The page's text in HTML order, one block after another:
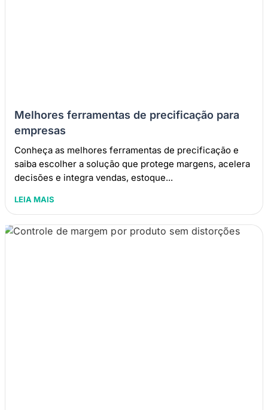
Melhores ferramentas de precificação para
empresas
Conheça as melhores ferramentas de precificação e
saiba escolher a solução que protege margens, acelera
decisões e integra vendas, estoque...
LEIA MAIS